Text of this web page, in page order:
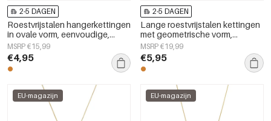
2-5 DAGEN
Roestvrijstalen hangerkettingen
in ovale vorm, eenvoudige,
alledaagse serie,
damessieraden
MSRP €15,99
€4,95
2-5 DAGEN
Lange roestvrijstalen kettingen
met geometrische vorm,
eenvoudige, alledaagse serie,
dames sieraden
MSRP €19,99
€5,95
EU-magazijn EU-magazijn